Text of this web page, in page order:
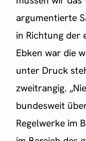
argumentierte
in Richtung der
Ebken war die
unter Druck
zweitrangig.
bundesweit
Regelwerke im